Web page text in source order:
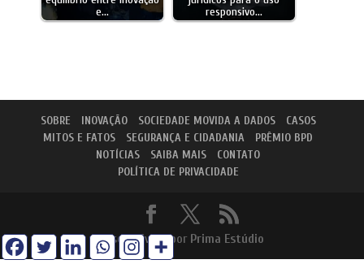
e…
responsivo…
SOBRE INOVAÇÃO SOCIEDADE MOVIDA A DADOS
CASOS
MITOS E FATOS
SEGURANÇA E CIDADANIA
PRÊMIO BPD
NOTÍCIAS
SAIBA MAIS
CONTATO
POLÍTICA DE PRIVACIDADE
Desenvolvido por Prima Estúdio